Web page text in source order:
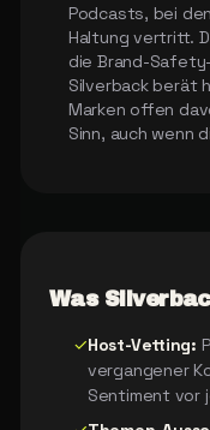
Podcasts, bei
Haltung vertritt.
die Brand-
Silverback berät
Marken offen
Sinn, auch wenn
Was
✓Host-Vetting:
vergangener
Sentiment vor